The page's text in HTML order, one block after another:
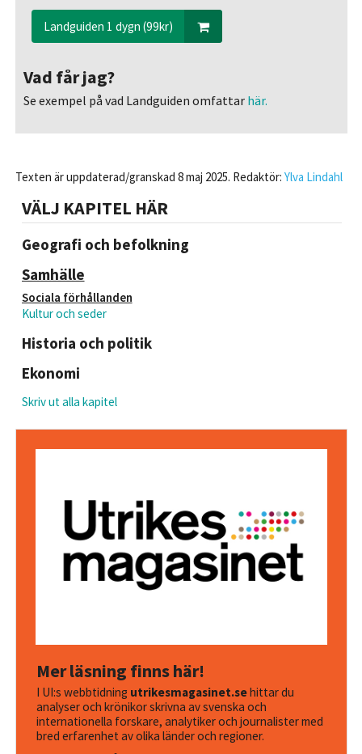
Landguiden 1 dygn (99kr)
Vad får jag?
Se exempel på vad Landguiden omfattarhär.
Texten är uppdaterad/granskad 8 maj 2025. Redaktör: Ylva Lindahl
VÄLJ KAPITEL HÄR
Geografi och befolkning
Samhälle
Sociala förhållanden
Kultur och seder
Historia och politik
Ekonomi
Skriv ut alla kapitel
Mer läsning finns här!
I UI:s webbtidning utrikesmagasinet.sehittar du
analyser och krönikor skrivna av svenska och
internationella forskare, analytiker och journalister med
bred erfarenhet av olika länder och regioner.